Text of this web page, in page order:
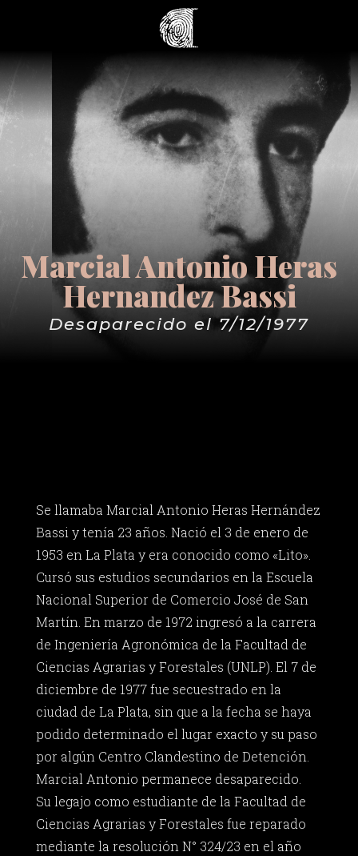
Marcial Antonio Heras
Hernandez Bassi
Desaparecido el 7/12/1977
Se llamaba Marcial Antonio Heras Hernández
Bassi y tenía 23 años. Nació el 3 de enero de
1953 en La Plata y era conocido como «Lito».
Cursó sus estudios secundarios en la Escuela
Nacional Superior de Comercio José de San
Martín. En marzo de 1972 ingresó a la carrera
de Ingeniería Agronómica de la Facultad de
Ciencias Agrarias y Forestales (UNLP). El 7 de
diciembre de 1977 fue secuestrado en la
ciudad de La Plata, sin que a la fecha se haya
podido determinado el lugar exacto y su paso
por algún Centro Clandestino de Detención.
Marcial Antonio permanece desaparecido.
Su legajo como estudiante de la Facultad de
Ciencias Agrarias y Forestales fue reparado
mediante la resolución N° 324/23 en el año